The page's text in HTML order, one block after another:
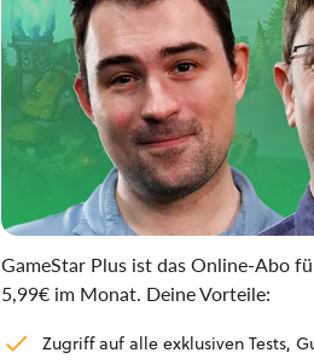
GameStar Plus ist das Online-Abo
5,99€ im Monat. Deine Vorteile:
Zugriff auf alle exklusiven Tests,